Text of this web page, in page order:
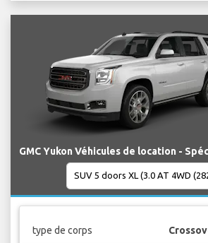
GMC Yukon Véhicules de location -
type de corps